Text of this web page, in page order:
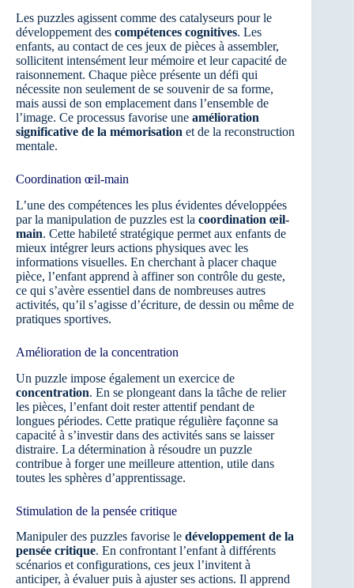
Les puzzles agissent comme des catalyseurs pour le
développement des compétences cognitives. Les
enfants, au contact de ces jeux de pièces à assembler,
sollicitent intensément leur mémoire et leur capacité de
raisonnement. Chaque pièce présente un défi qui
nécessite non seulement de se souvenir de sa forme,
mais aussi de son emplacement dans l’ensemble de
l’image. Ce processus favorise une amélioration
significative de la mémorisation et de la reconstruction
mentale.
Coordination œil-main
L’une des compétences les plus évidentes développées
par la manipulation de puzzles est la coordination œil-
main. Cette habileté stratégique permet aux enfants de
mieux intégrer leurs actions physiques avec les
informations visuelles. En cherchant à placer chaque
pièce, l’enfant apprend à affiner son contrôle du geste,
ce qui s’avère essentiel dans de nombreuses autres
activités, qu’il s’agisse d’écriture, de dessin ou même de
pratiques sportives.
Amélioration de la concentration
Un puzzle impose également un exercice de
concentration. En se plongeant dans la tâche de relier
les pièces, l’enfant doit rester attentif pendant de
longues périodes. Cette pratique régulière façonne sa
capacité à s’investir dans des activités sans se laisser
distraire. La détermination à résoudre un puzzle
contribue à forger une meilleure attention, utile dans
toutes les sphères d’apprentissage.
Stimulation de la pensée critique
Manipuler des puzzles favorise le développement de la
pensée critique. En confrontant l’enfant à différents
scénarios et configurations, ces jeux l’invitent à
anticiper, à évaluer puis à ajuster ses actions. Il apprend